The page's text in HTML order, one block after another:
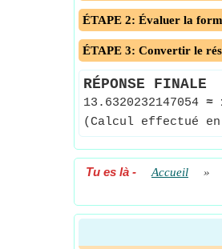
ÉTAPE 2: Évaluer la
ÉTAPE 3: Convertir le
RÉPONSE FINALE
13.6320232147054 ≈
(Calcul effectué en
Tu es là - Accueil »